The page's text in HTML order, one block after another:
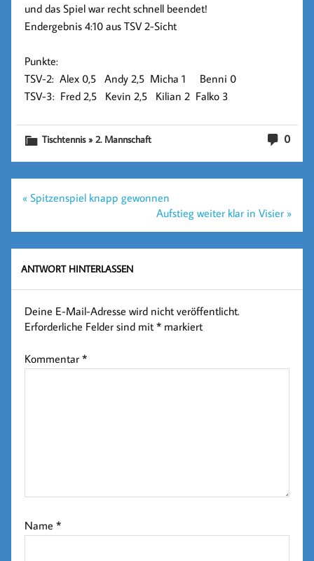
und das Spiel war recht schnell beendet!
Endergebnis 4:10 aus TSV 2-Sicht
Punkte:
TSV-2: Alex 0,5 Andy 2,5 Micha 1 Benni 0
TSV-3: Fred 2,5 Kevin 2,5 Kilian 2 Falko 3
0
Tischtennis » 2. Mannschaft
Beitragsnavigation
« Spitzenspiel knapp gewonnen
Aufstieg weiter klar in Visier »
ANTWORT HINTERLASSEN
Deine E-Mail-Adresse wird nicht veröffentlicht.
Erforderliche Felder sind mit* markiert
Kommentar*
Name*